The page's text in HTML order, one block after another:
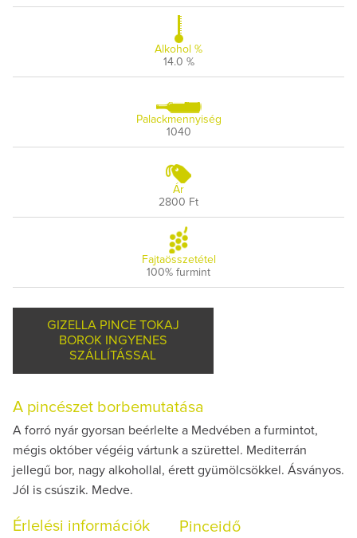
Alkohol %
14.0 %
Palackmennyiség
1040
Ár
2800 Ft
Fajtaösszetétel
100% furmint
GIZELLA PINCE TOKAJ
BOROK INGYENES
SZÁLLÍTÁSSAL
A pincészet borbemutatása
A forró nyár gyorsan beérlelte a Medvében a furmintot,
mégis október végéig vártunk a szürettel. Mediterrán
jellegű bor, nagy alkohollal, érett gyümölcsökkel. Ásványos.
Jól is csúszik. Medve.
Érlelési információk Pinceidő